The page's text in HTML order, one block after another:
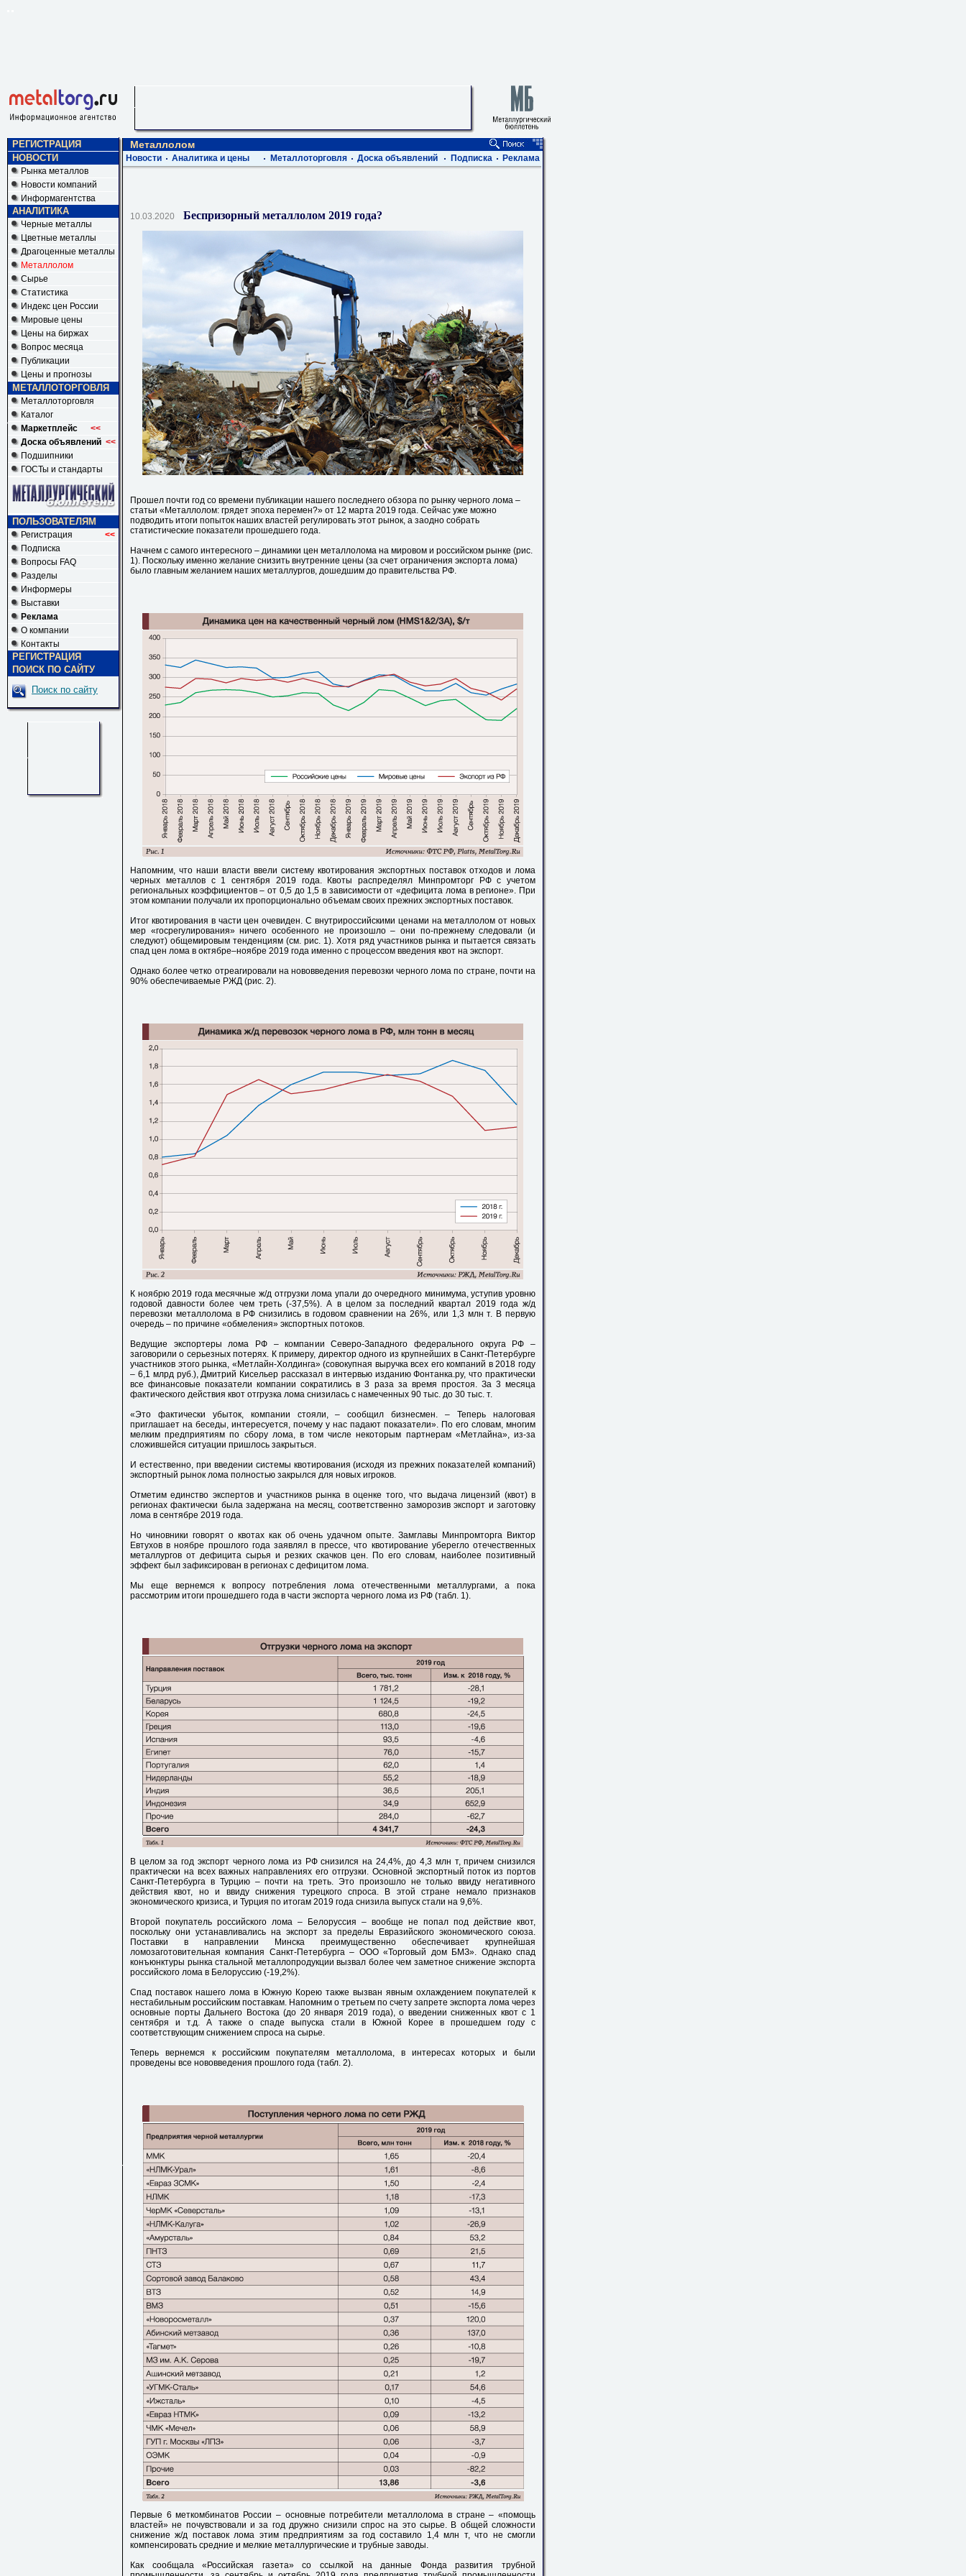
РЕГИСТРАЦИЯ
НОВОСТИ
Рынка металлов
Новости компаний
Информагентства
АНАЛИТИКА
Черные металлы
Цветные металлы
Драгоценные металлы
Металлолом
Сырье
Статистика
Индекс цен России
Мировые цены
Цены на биржах
Вопрос месяца
Публикации
Цены и прогнозы
МЕТАЛЛОТОРГОВЛЯ
Металлоторговля
Каталог
Маркетплейс
<<
Доска объявлений <<
Подшипники
ГОСТы и стандарты
ПОЛЬЗОВАТЕЛЯМ
Регистрация <<
Подписка
Вопросы FAQ
Разделы
Информеры
Выставки
Реклама
О компании
Контакты
РЕГИСТРАЦИЯ
ПОИСК ПО САЙТУ
Поиск по сайту
Металлолом
Новости Аналитика и цены Металлоторговля Доска объявлений Подписка Реклама
10.03.2020 Беспризорный металлолом 2019 года?
Прошел почти год со времени публикации нашего последнего обзора по рынку черного лома –
статьи «Металлолом: грядет эпоха перемен?» от 12 марта 2019 года. Сейчас уже можно
подводить итоги попыток наших властей регулировать этот рынок, а заодно собрать
статистические показатели прошедшего года.
Начнем с самого интересного – динамики цен металлолома на мировом и российском рынке (рис.
1). Поскольку именно желание снизить внутренние цены (за счет ограничения экспорта лома)
было главным желанием наших металлургов, дошедшим до правительства РФ.
Напомним, что наши власти ввели систему квотирования экспортных поставок отходов и лома
черных металлов с 1 сентября 2019 года. Квоты распределял Минпромторг РФ с учетом
региональных коэффициентов – от 0,5 до 1,5 в зависимости от «дефицита лома в регионе». При
этом компании получали их пропорционально объемам своих прежних экспортных поставок.
Итог квотирования в части цен очевиден. С внутрироссийскими ценами на металлолом от новых
мер «госрегулирования» ничего особенного не произошло – они по-прежнему следовали (и
следуют) общемировым тенденциям (см. рис. 1). Хотя ряд участников рынка и пытается связать
спад цен лома в октябре–ноябре 2019 года именно с процессом введения квот на экспорт.
Однако более четко отреагировали на нововведения перевозки черного лома по стране, почти на
90% обеспечиваемые РЖД (рис. 2).
К ноябрю 2019 года месячные ж/д отгрузки лома упали до очередного минимума, уступив уровню
годовой давности более чем треть (-37,5%). А в целом за последний квартал 2019 года ж/д
перевозки металлолома в РФ снизились в годовом сравнении на 26%, или 1,3 млн т. В первую
очередь – по причине «обмеления» экспортных потоков.
Ведущие экспортеры лома РФ – компании Северо-Западного федерального округа РФ –
заговорили о серьезных потерях. К примеру, директор одного из крупнейших в Санкт-Петербурге
участников этого рынка, «Метлайн-Холдинга» (совокупная выручка всех его компаний в 2018 году
– 6,1 млрд руб.), Дмитрий Кисельер рассказал в интервью изданию Фонтанка.ру, что практически
все финансовые показатели компании сократились в 3 раза за время простоя. За 3 месяца
фактического действия квот отгрузка лома снизилась с намеченных 90 тыс. до 30 тыс. т.
«Это фактически убыток, компании стояли, – сообщил бизнесмен. – Теперь налоговая
приглашает на беседы, интересуется, почему у нас падают показатели». По его словам, многим
мелким предприятиям по сбору лома, в том числе некоторым партнерам «Метлайна», из-за
сложившейся ситуации пришлось закрыться.
И естественно, при введении системы квотирования (исходя из прежних показателей компаний)
экспортный рынок лома полностью закрылся для новых игроков.
Отметим единство экспертов и участников рынка в оценке того, что выдача лицензий (квот) в
регионах фактически была задержана на месяц, соответственно заморозив экспорт и заготовку
лома в сентябре 2019 года.
Но чиновники говорят о квотах как об очень удачном опыте. Замглавы Минпромторга Виктор
Евтухов в ноябре прошлого года заявлял в прессе, что квотирование уберегло отечественных
металлургов от дефицита сырья и резких скачков цен. По его словам, наиболее позитивный
эффект был зафиксирован в регионах с дефицитом лома.
Мы еще вернемся к вопросу потребления лома отечественными металлургами, а пока
рассмотрим итоги прошедшего года в части экспорта черного лома из РФ (табл. 1).
В целом за год экспорт черного лома из РФ снизился на 24,4%, до 4,3 млн т, причем снизился
практически на всех важных направлениях его отгрузки. Основной экспортный поток из портов
Санкт-Петербурга в Турцию – почти на треть. Это произошло не только ввиду негативного
действия квот, но и ввиду снижения турецкого спроса. В этой стране немало признаков
экономического кризиса, и Турция по итогам 2019 года снизила выпуск стали на 9,6%.
Второй покупатель российского лома – Белоруссия – вообще не попал под действие квот,
поскольку они устанавливались на экспорт за пределы Евразийского экономического союза.
Поставки в направлении Минска преимущественно обеспечивает крупнейшая
ломозаготовительная компания Санкт-Петербурга – ООО «Торговый дом БМЗ». Однако спад
конъюнктуры рынка стальной металлопродукции вызвал более чем заметное снижение экспорта
российского лома в Белоруссию (-19,2%).
Спад поставок нашего лома в Южную Корею также вызван явным охлаждением покупателей к
нестабильным российским поставкам. Напомним о третьем по счету запрете экспорта лома через
основные порты Дальнего Востока (до 20 января 2019 года), о введении сниженных квот с 1
сентября и т.д. А также о спаде выпуска стали в Южной Корее в прошедшем году с
соответствующим снижением спроса на сырье.
Теперь вернемся к российским покупателям металлолома, в интересах которых и были
проведены все нововведения прошлого года (табл. 2).
Первые 6 меткомбинатов России – основные потребители металлолома в стране – «помощь
властей» не почувствовали и за год дружно снизили спрос на это сырье. В общей сложности
снижение ж/д поставок лома этим предприятиям за год составило 1,4 млн т, что не смогли
компенсировать средние и мелкие металлургические и трубные заводы.
Как сообщала «Российская газета» со ссылкой на данные Фонда развития трубной